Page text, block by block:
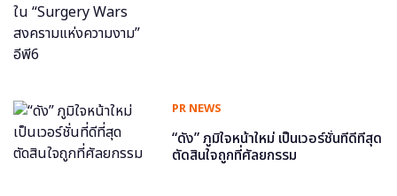
PR NEWS
“ดัง” ภูมิใจหน้าใหม่ เป็นเวอร์ชั่นที่ดีที่สุด
ตัดสินใจถูกที่ศัลยกรรม